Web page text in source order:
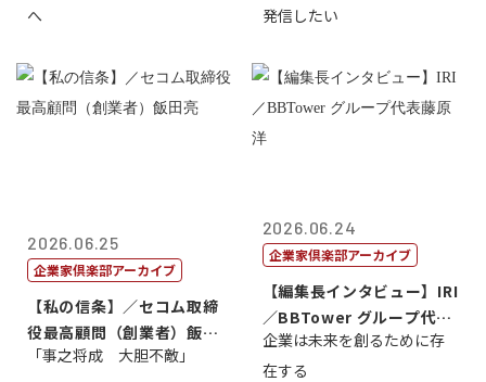
へ
発信したい
2026.06.25
企業家倶楽部アーカイブ
【私の信条】／セコム取締
役最高顧問（創業者）飯田
亮
「事之将成 大胆不敵」
2026.06.24
企業家倶楽部アーカイブ
【編集長インタビュー】IRI
／BBTower グループ代表
藤...
企業は未来を創るために存
在する